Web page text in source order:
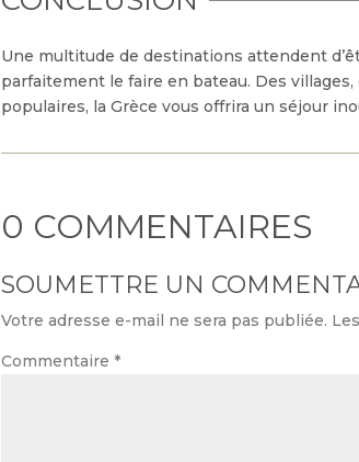
Une multitude de destinations attendent
parfaitement le faire en bateau. Des
populaires, la Grèce vous offrira un séjour
0 COMMENTAIRES
SOUMETTRE UN
Votre adresse e-mail ne sera pas publiée.
Commentaire *